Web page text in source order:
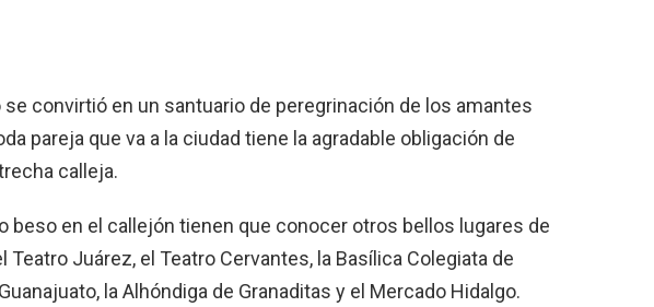
se convirtió en un santuario de peregrinación de los amantes
pareja que va a la ciudad tiene la agradable obligación de
calleja.
beso en el callejón tienen que conocer otros bellos lugares de
Teatro Juárez, el Teatro Cervantes, la Basílica Colegiata de
la Alhóndiga de Granaditas y el Mercado Hidalgo.